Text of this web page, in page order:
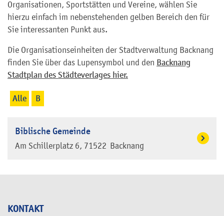
KONTAKT
Organisationen, Sportstätten und Vereine, wählen Sie
hierzu einfach im nebenstehenden gelben Bereich den für
Sie interessanten Punkt aus.
Die Organisationseinheiten der Stadtverwaltung Backnang
finden Sie über das Lupensymbol und den Backnang
Stadtplan des Städteverlages hier.
Alle B
Biblische Gemeinde
Am Schillerplatz 6 71522 Backnang